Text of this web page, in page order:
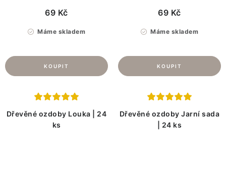
Máme skladem
69 Kč
Máme skladem
69 Kč
Dřevěné ozdoby Louka | 24
ks
Dřevěné ozdoby Jarní sada
| 24 ks